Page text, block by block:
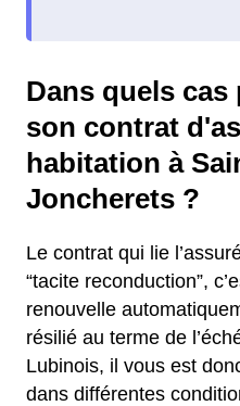
Dans quels
son contrat
habitation à
Joncherets ?
Le contrat qui lie
“tacite reconduction”,
renouvelle
résilié au terme de
Lubinois, il vous est
dans différentes